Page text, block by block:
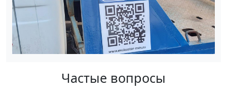
Частые вопросы